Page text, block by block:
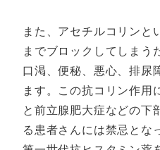
また、アセチルコリンと
までブロックしてしまう
口渇、便秘、悪心、排尿
ます。この抗コリン作用
と前立腺肥大症などの下
る患者さんには禁忌とな